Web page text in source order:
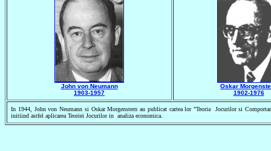
John von Neumann
1903-1957
Oskar
1902-1976
In 1944, John von Neumann si Oskar Morgenstern au publicat cartea lor "Teoria Jocurilor si
initiind astfel aplicarea Teoriei Jocurilor in analiza economica.